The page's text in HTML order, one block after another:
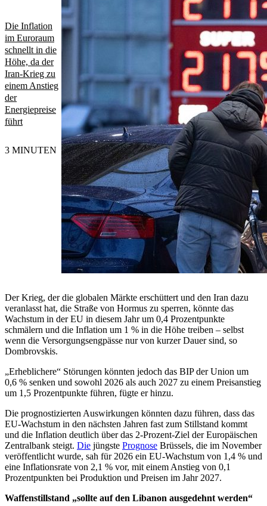
Die Inflation
im Euroraum
schnellt in die
Höhe, da der
Iran-Krieg zu
einem Anstieg
der
Energiepreise
führt
3 MINUTEN
Der Krieg, der die globalen Märkte erschüttert und den Iran dazu
veranlasst hat, die Straße von Hormus zu sperren, könnte das
Wachstum in der EU in diesem Jahr um 0,4 Prozentpunkte
schmälern und die Inflation um 1 % in die Höhe treiben – selbst
wenn die Versorgungsengpässe nur von kurzer Dauer sind, so
Dombrovskis.
„Erheblichere“ Störungen könnten jedoch das BIP der Union um
0,6 % senken und sowohl 2026 als auch 2027 zu einem Preisanstieg
um 1,5 Prozentpunkte führen, fügte er hinzu.
Die prognostizierten Auswirkungen könnten dazu führen, dass das
EU-Wachstum in den nächsten Jahren fast zum Stillstand kommt
und die Inflation deutlich über das 2-Prozent-Ziel der Europäischen
Zentralbank steigt. Die jüngste Prognose Brüssels, die im November
veröffentlicht wurde, sah für 2026 ein EU-Wachstum von 1,4 % und
eine Inflationsrate von 2,1 % vor, mit einem Anstieg von 0,1
Prozentpunkten bei Produktion und Preisen im Jahr 2027.
Waffenstillstand „sollte auf den Libanon ausgedehnt werden“